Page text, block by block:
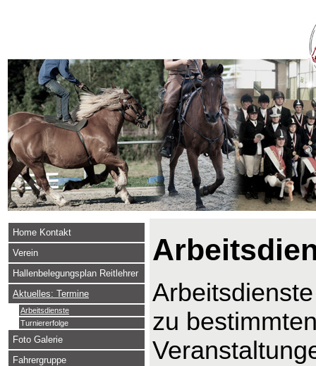
Home Kontakt
Verein
Hallenbelegungsplan Reitlehrer
Aktuelles: Termine
Arbeitsdienste
Turniererfolge
Foto Galerie
Fahrergruppe
zu